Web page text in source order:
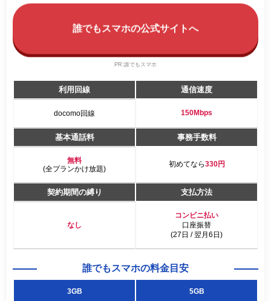
誰でもスマホの公式サイトへ
PR:誰でもスマホ
利用回線 通信速度
docomo回線 150Mbps
基本通話料 事務手数料
無料
(全プランかけ放題)
初めてなら330円
契約期間の縛り 支払方法
なし
コンビニ払い
口座振替
(27日 / 翌月6日)
誰でもスマホの料金目安
3GB 5GB